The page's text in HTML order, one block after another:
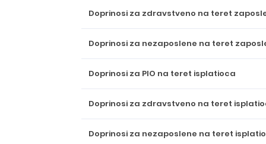
Doprinosi za zdravstveno na teret
Doprinosi za nezaposlene na teret
Doprinosi za PIO na teret isplatioca
Doprinosi za zdravstveno na teret
Doprinosi za nezaposlene na teret